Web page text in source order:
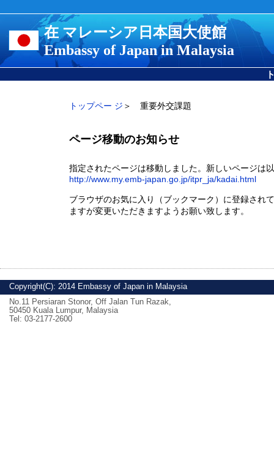
在 マレーシア日本国大使館
Embassy of Japan in Malaysia
トップペー ジ ＞ 重要外交課題
ページ移動のお知らせ
指定されたページは移動しました。新しいページは
http://www.my.emb-japan.go.jp/itpr_ja/kadai.html
ブラウザのお気に入り（ブックマーク）に登録され
ますが変更いただきますようお願い致します。
Copyright(C): 2014 Embassy of Japan in Malaysia
No.11 Persiaran Stonor, Off Jalan Tun Razak,
50450 Kuala Lumpur, Malaysia
Tel: 03-2177-2600